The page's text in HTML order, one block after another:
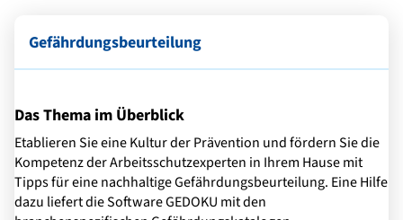
Gefährdungsbeurteilung
Das Thema im Überblick
Etablieren Sie eine Kultur der Prävention und fördern Sie die
Kompetenz der Arbeitsschutzexperten in Ihrem Hause mit
Tipps für eine nachhaltige Gefährdungsbeurteilung. Eine Hilfe
dazu liefert die Software GEDOKU mit den